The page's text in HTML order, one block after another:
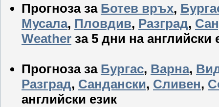
Прогноза за Ботев връх,
Мусала, Пловдив, Разград,
Weather за 5 дни на английски
Прогноза за Бургас, Варна,
Разград, Сандански, Сливен,
английски език